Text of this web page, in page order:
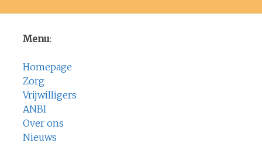
Menu:
Homepage
Zorg
Vrijwilligers
ANBI
Over ons
Nieuws